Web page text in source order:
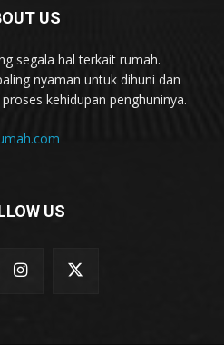
US
segala hal terkait rumah.
nyaman untuk dihuni dan
kehidupan penghuninya.
US